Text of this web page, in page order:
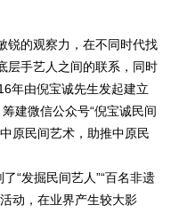
锐的观察力，在不同时代找
层手艺人之间的联系，同时
年由倪宝诚先生发起建立
建微信公众号“倪宝诚民间
原民间艺术，助推中原民
“发掘民间艺人”“百名非遗
动，在业界产生较大影